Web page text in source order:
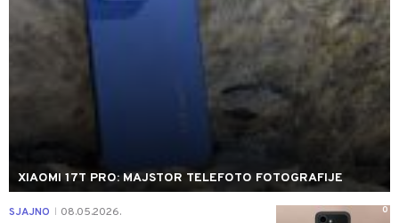
XIAOMI 17T PRO: MAJSTOR TELEFOTO FOTOGRAFIJE
0
SJAJNO 08.05.2026.